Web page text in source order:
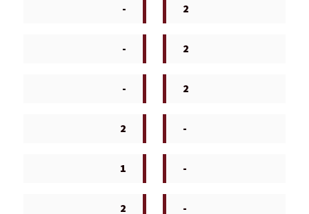
- 2
- 2
- 2
2 -
1 -
2 -